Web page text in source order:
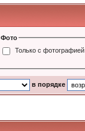
Фото
Только с фотографией
в порядке